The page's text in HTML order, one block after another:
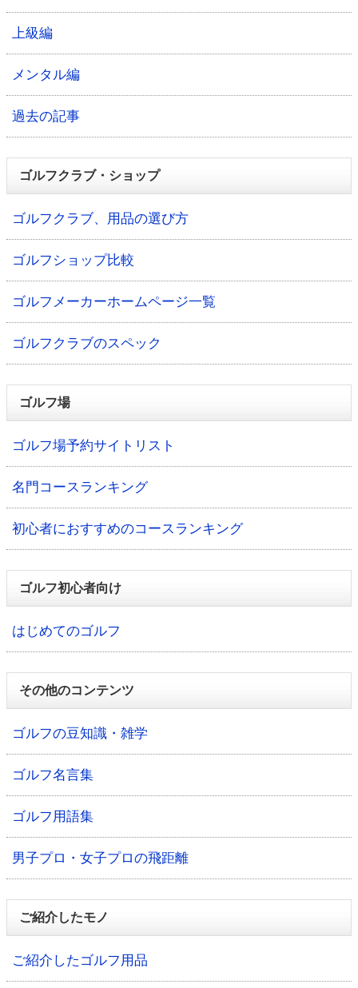
上級編
メンタル編
過去の記事
ゴルフクラブ・ショップ
ゴルフクラブ、用品の選び方
ゴルフショップ比較
ゴルフメーカーホームページ一覧
ゴルフクラブのスペック
ゴルフ場
ゴルフ場予約サイトリスト
名門コースランキング
初心者におすすめのコースランキング
ゴルフ初心者向け
はじめてのゴルフ
その他のコンテンツ
ゴルフの豆知識・雑学
ゴルフ名言集
ゴルフ用語集
男子プロ・女子プロの飛距離
ご紹介したモノ
ご紹介したゴルフ用品